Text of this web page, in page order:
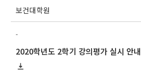
보건대학원
-
2020학년도 2학기 강의평가 실시 안내